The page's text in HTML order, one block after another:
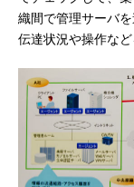
織間で管理サーバ
伝達状況や操作など